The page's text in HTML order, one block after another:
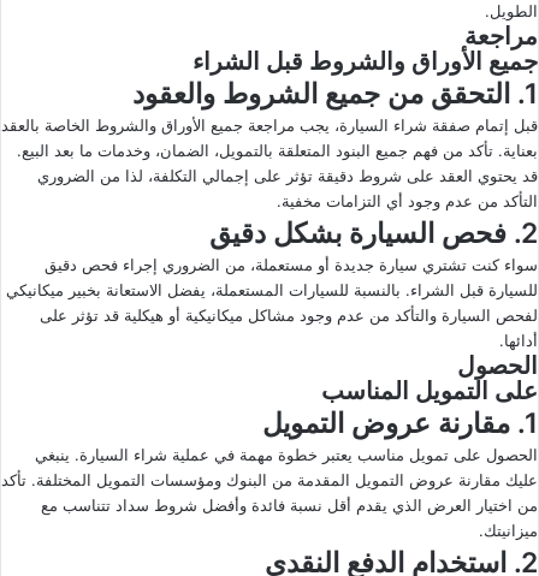
الطويل.
مراجعة
جميع الأوراق والشروط قبل الشراء
1. التحقق من جميع الشروط والعقود
قبل إتمام صفقة شراء السيارة، يجب مراجعة جميع الأوراق والشروط الخاصة بالعقد
بعناية. تأكد من فهم جميع البنود المتعلقة بالتمويل، الضمان، وخدمات ما بعد البيع.
قد يحتوي العقد على شروط دقيقة تؤثر على إجمالي التكلفة، لذا من الضروري
التأكد من عدم وجود أي التزامات مخفية.
2. فحص السيارة بشكل دقيق
سواء كنت تشتري سيارة جديدة أو مستعملة، من الضروري إجراء فحص دقيق
للسيارة قبل الشراء. بالنسبة للسيارات المستعملة، يفضل الاستعانة بخبير ميكانيكي
لفحص السيارة والتأكد من عدم وجود مشاكل ميكانيكية أو هيكلية قد تؤثر على
أدائها.
الحصول
على التمويل المناسب
1. مقارنة عروض التمويل
الحصول على تمويل مناسب يعتبر خطوة مهمة في عملية شراء السيارة. ينبغي
عليك مقارنة عروض التمويل المقدمة من البنوك ومؤسسات التمويل المختلفة. تأكد
من اختيار العرض الذي يقدم أقل نسبة فائدة وأفضل شروط سداد تتناسب مع
ميزانيتك.
2. استخدام الدفع النقدي